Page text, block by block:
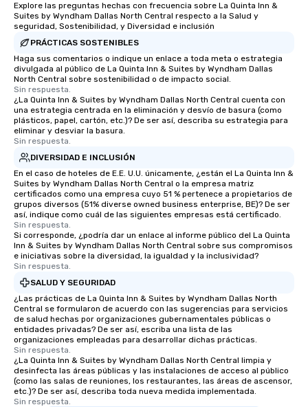
Explore las preguntas hechas con frecuencia sobre La Quinta Inn &
Suites by Wyndham Dallas North Central respecto a la Salud y
seguridad, Sostenibilidad, y Diversidad e inclusión
PRÁCTICAS SOSTENIBLES
Haga sus comentarios o indique un enlace a toda meta o estrategia
divulgada al público de La Quinta Inn & Suites by Wyndham Dallas
North Central sobre sostenibilidad o de impacto social.
Sin respuesta.
¿La Quinta Inn & Suites by Wyndham Dallas North Central cuenta con
una estrategia centrada en la eliminación y desvío de basura (como
plásticos, papel, cartón, etc.)? De ser así, describa su estrategia para
eliminar y desviar la basura.
Sin respuesta.
DIVERSIDAD E INCLUSIÓN
En el caso de hoteles de E.E. U.U. únicamente, ¿están el La Quinta Inn &
Suites by Wyndham Dallas North Central o la empresa matriz
certificados como una empresa cuyo 51 % pertenece a propietarios de
grupos diversos (51% diverse owned business enterprise, BE)? De ser
así, indique como cuál de las siguientes empresas está certificado.
Sin respuesta.
Si corresponde, ¿podría dar un enlace al informe público del La Quinta
Inn & Suites by Wyndham Dallas North Central sobre sus compromisos
e iniciativas sobre la diversidad, la igualdad y la inclusividad?
Sin respuesta.
SALUD Y SEGURIDAD
¿Las prácticas de La Quinta Inn & Suites by Wyndham Dallas North
Central se formularon de acuerdo con las sugerencias para servicios
de salud hechas por organizaciones gubernamentales públicas o
entidades privadas? De ser así, escriba una lista de las
organizaciones empleadas para desarrollar dichas prácticas.
Sin respuesta.
¿La Quinta Inn & Suites by Wyndham Dallas North Central limpia y
desinfecta las áreas públicas y las instalaciones de acceso al público
(como las salas de reuniones, los restaurantes, las áreas de ascensor,
etc.)? De ser así, describa toda nueva medida implementada.
Sin respuesta.